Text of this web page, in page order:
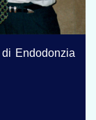
Endodonzia